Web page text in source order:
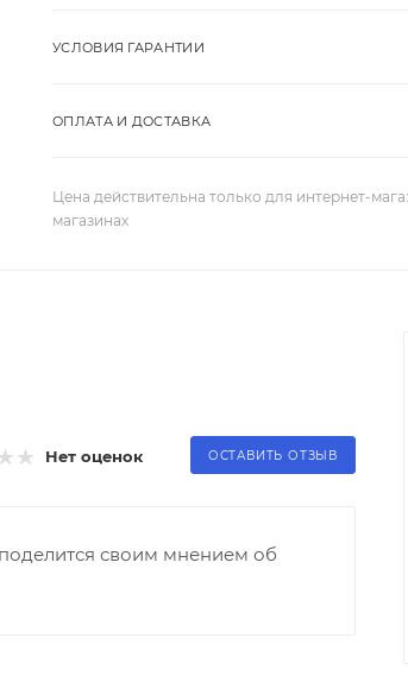
УСЛОВИЯ ГАРАНТИИ
ОПЛАТА И ДОСТАВКА
Цена действительна только для интернет-
магазинах
Нет оценок ОСТАВИТЬ ОТЗЫВ
своим мнением об